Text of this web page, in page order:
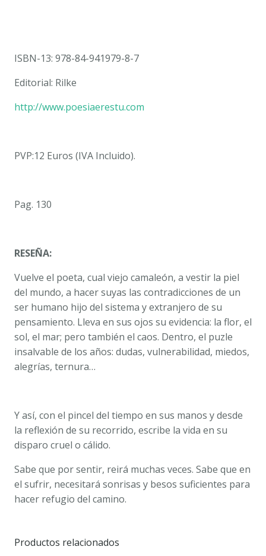
ISBN-13: 978-84-941979-8-7
Editorial: Rilke
http://www.poesiaerestu.com
PVP:12 Euros (IVA Incluido).
Pag. 130
RESEÑA:
Vuelve el poeta, cual viejo camaleón, a vestir la piel
del mundo, a hacer suyas las contradicciones de un
ser humano hijo del sistema y extranjero de su
pensamiento. Lleva en sus ojos su evidencia: la flor, el
sol, el mar; pero también el caos. Dentro, el puzle
insalvable de los años: dudas, vulnerabilidad, miedos,
alegrías, ternura…
Y así, con el pincel del tiempo en sus manos y desde
la reflexión de su recorrido, escribe la vida en su
disparo cruel o cálido.
Sabe que por sentir, reirá muchas veces. Sabe que en
el sufrir, necesitará sonrisas y besos suficientes para
hacer refugio del camino.
Productos relacionados